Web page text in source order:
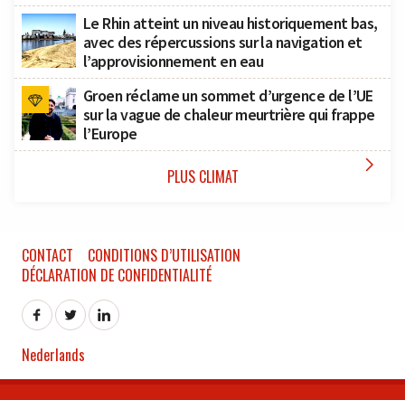
Le Rhin atteint un niveau historiquement bas,
avec des répercussions sur la navigation et
l’approvisionnement en eau
Groen réclame un sommet d’urgence de l’UE
sur la vague de chaleur meurtrière qui frappe
l’Europe
PLUS CLIMAT 
CONTACT
CONDITIONS D’UTILISATION
DÉCLARATION DE CONFIDENTIALITÉ
Nederlands